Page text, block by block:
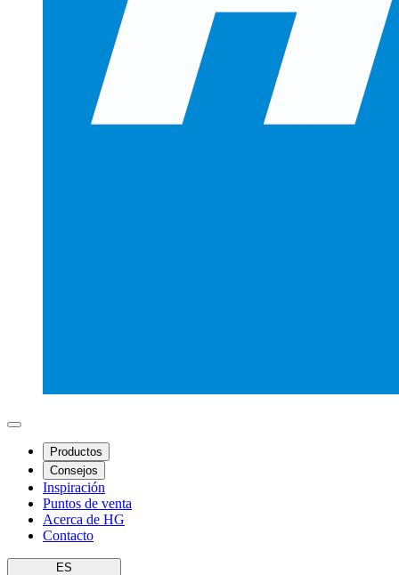
Productos
Consejos
Inspiración
Puntos de venta
Acerca de HG
Contacto
ES